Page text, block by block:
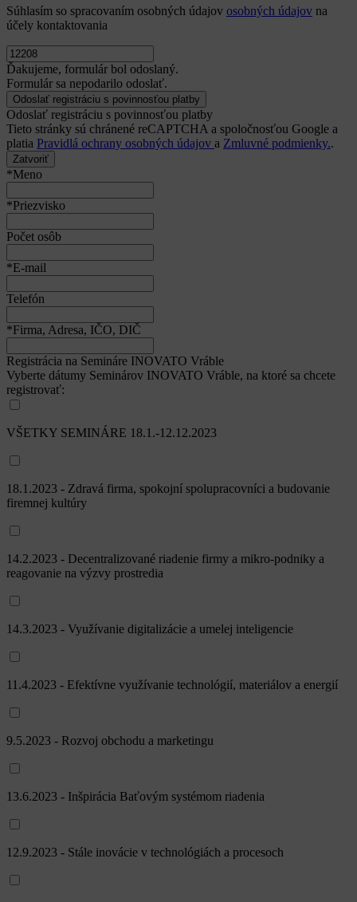
Súhlasím so spracovaním osobných údajov osobných údajov na
účely kontaktovania
Ďakujeme, formulár bol odoslaný.
Formulár sa nepodarilo odoslať.
Odoslať registráciu s povinnosťou platby
Tieto stránky sú chránené reCAPTCHA a spoločnosťou Google a
platia Pravidlá ochrany osobných údajov a Zmluvné podmienky..
Zatvoriť
*Meno
*Priezvisko
Počet osôb
*E-mail
Telefón
*Firma, Adresa, IČO, DIČ
Registrácia na Semináre INOVATO Vráble
Vyberte dátumy Seminárov INOVATO Vráble, na ktoré sa chcete
registrovať:
VŠETKY SEMINÁRE 18.1.-12.12.2023
18.1.2023 - Zdravá firma, spokojní spolupracovníci a budovanie
firemnej kultúry
14.2.2023 - Decentralizované riadenie firmy a mikro-podniky a
reagovanie na výzvy prostredia
14.3.2023 - Využívanie digitalizácie a umelej inteligencie
11.4.2023 - Efektívne využívanie technológií, materiálov a energií
9.5.2023 - Rozvoj obchodu a marketingu
13.6.2023 - Inšpirácia Baťovým systémom riadenia
12.9.2023 - Stále inovácie v technológiách a procesoch